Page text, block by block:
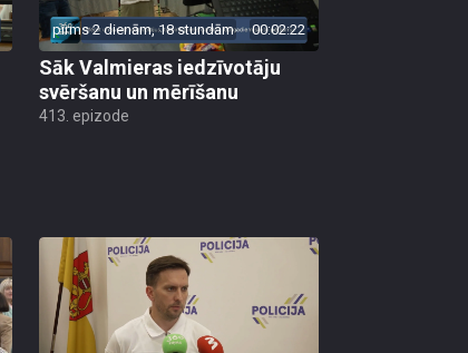
pirms 2 dienām, 18 stundām 00:02:22
Sāk Valmieras iedzīvotāju
svēršanu un mērīšanu
413. epizode